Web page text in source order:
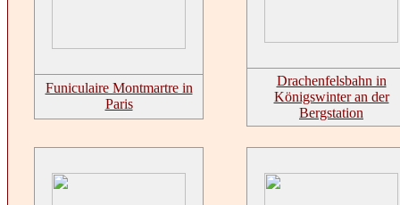
Funiculaire Montmartre in
Paris
Drachenfelsbahn in
Königswinter an der
Bergstation